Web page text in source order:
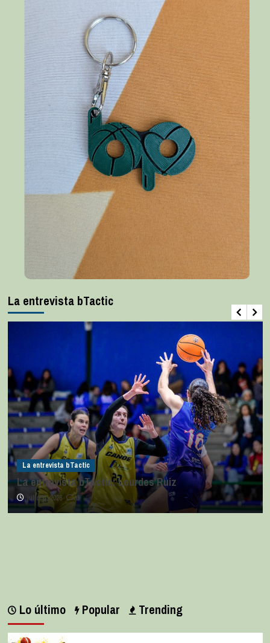
La entrevista bTactic
La entrevista bTactic
La entrevista bTactic: Lourdes Ruiz
julio 11, 2026 0
Lo último Popular Trending